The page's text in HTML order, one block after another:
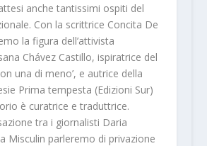
anche tantissimi ospiti del
. Con la scrittrice Concita De
la figura dell’attivista
Chávez Castillo, ispiratrice del
una di meno’, e autrice della
Prima tempesta (Edizioni Sur)
è curatrice e traduttrice.
tra i giornalisti Daria
Misculin parleremo di privazione